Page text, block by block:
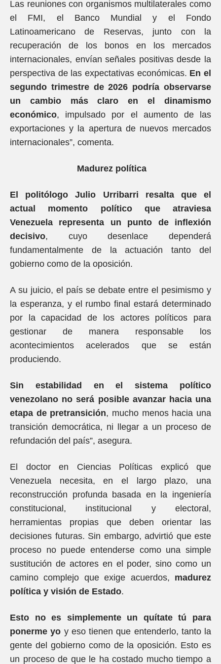
Las reuniones con organismos multilaterales como
el FMI, el Banco Mundial y el Fondo
Latinoamericano de Reservas, junto con la
recuperación de los bonos en los mercados
internacionales, envían señales positivas desde la
perspectiva de las expectativas económicas. En el
segundo trimestre de 2026 podría observarse
un cambio más claro en el dinamismo
económico, impulsado por el aumento de las
exportaciones y la apertura de nuevos mercados
internacionales”, comenta.
Madurez política
El politólogo Julio Urribarri resalta que el
actual momento político que atraviesa
Venezuela representa un punto de inflexión
decisivo, cuyo desenlace dependerá
fundamentalmente de la actuación tanto del
gobierno como de la oposición.
A su juicio, el país se debate entre el pesimismo y
la esperanza, y el rumbo final estará determinado
por la capacidad de los actores políticos para
gestionar de manera responsable los
acontecimientos acelerados que se están
produciendo.
Sin estabilidad en el sistema político
venezolano no será posible avanzar hacia una
etapa de pretransición, mucho menos hacia una
transición democrática, ni llegar a un proceso de
refundación del país”, asegura.
El doctor en Ciencias Políticas explicó que
Venezuela necesita, en el largo plazo, una
reconstrucción profunda basada en la ingeniería
constitucional, institucional y electoral,
herramientas propias que deben orientar las
decisiones futuras. Sin embargo, advirtió que este
proceso no puede entenderse como una simple
sustitución de actores en el poder, sino como un
camino complejo que exige acuerdos, madurez
política y visión de Estado.
Esto no es simplemente un quítate tú para
ponerme yo y eso tienen que entenderlo, tanto la
gente del gobierno como de la oposición. Esto es
un proceso de que le ha costado mucho tiempo a